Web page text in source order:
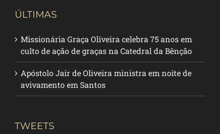
ÚLTIMAS
Missionária Graça Oliveira celebra 75 anos em
culto de ação de graças na Catedral da Bênção
Apóstolo Jair de Oliveira ministra em noite de
avivamento em Santos
TWEETS